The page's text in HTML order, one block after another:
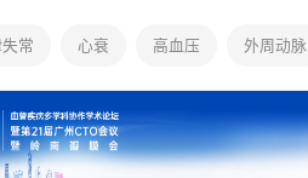
常 心衰 高血压 外周动脉